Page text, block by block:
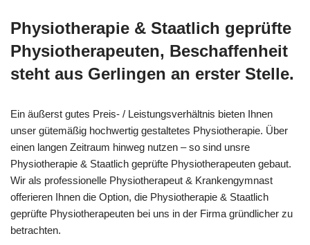
Physiotherapie & Staatlich geprüfte
Physiotherapeuten, Beschaffenheit
steht aus Gerlingen an erster Stelle.
Ein äußerst gutes Preis- / Leistungsverhältnis bieten Ihnen
unser gütemäßig hochwertig gestaltetes Physiotherapie. Über
einen langen Zeitraum hinweg nutzen – so sind unsre
Physiotherapie & Staatlich geprüfte Physiotherapeuten gebaut.
Wir als professionelle Physiotherapeut & Krankengymnast
offerieren Ihnen die Option, die Physiotherapie & Staatlich
geprüfte Physiotherapeuten bei uns in der Firma gründlicher zu
betrachten.